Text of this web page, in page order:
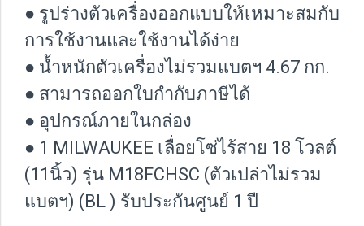
● รูปร่างตัวเครื่องออกแบบให้เหมาะสมกับ
การใช้งานและใช้งานได้ง่าย
● น้ำหนักตัวเครื่องไม่รวมแบตฯ 4.67 กก.
● สามารถออกใบกำกับภาษีได้
● อุปกรณ์ภายในกล่อง
● 1 MILWAUKEE เลื่อยโซ่ไร้สาย 18 โวลต์
(11นิ้ว) รุ่น M18FCHSC (ตัวเปล่าไม่รวม
แบตฯ) (BL ) รับประกันศูนย์ 1 ปี